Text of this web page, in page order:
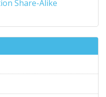
Share-Alike